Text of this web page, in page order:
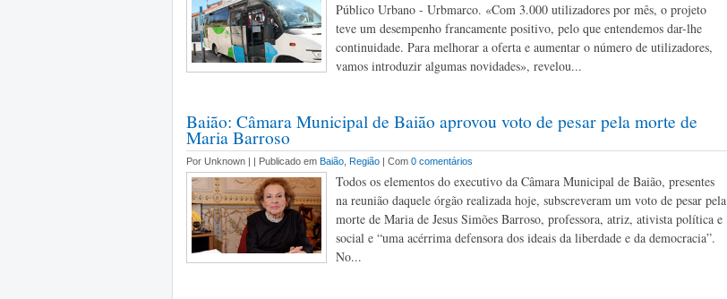
Público Urbano - Urbmarco. «Com 3.000 utilizadores por mês, o projeto
teve um desempenho francamente positivo, pelo que entendemos dar-lhe
continuidade. Para melhorar a oferta e aumentar o número de utilizadores,
vamos introduzir algumas novidades», revelou...
Baião: Câmara Municipal de Baião aprovou voto de pesar pela morte de
Maria Barroso
Por Unknown | | Publicado em Baião Região | Com 0 comentários
Todos os elementos do executivo da Câmara Municipal de Baião, presentes
na reunião daquele órgão realizada hoje, subscreveram um voto de pesar pela
morte de Maria de Jesus Simões Barroso, professora, atriz, ativista política e
social e “uma acérrima defensora dos ideais da liberdade e da democracia”.
No...